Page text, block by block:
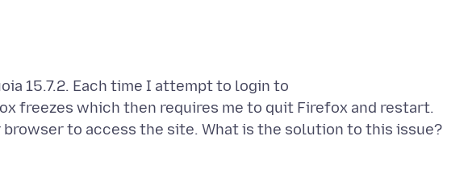
15.7.2. Each time I attempt to login to
freezes which then requires me to quit Firefox and restart.